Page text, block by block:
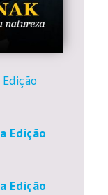
Edição
Edição